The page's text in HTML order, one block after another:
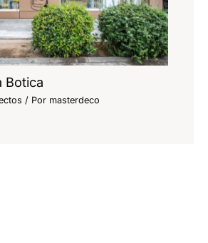
Botica
/ Por masterdeco